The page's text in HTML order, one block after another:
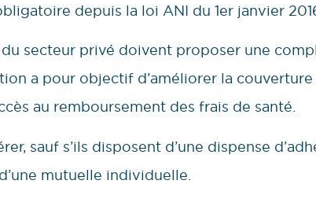
depuis la loi ANI du 1er janvier
secteur privé doivent proposer une
a pour objectif d’améliorer la
au remboursement des frais de santé.
sauf s’ils disposent d’une dispense
mutuelle individuelle.